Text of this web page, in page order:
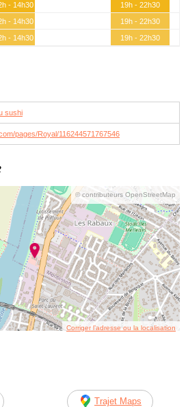
- 14h30
19h - 22h30
- 14h30
19h - 22h30
- 14h30 19h - 22h30
sushi
pages/Royal/116244571767546
© contributeurs OpenStreetMap
Corriger l’adresse ou la localisation
Trajet Maps